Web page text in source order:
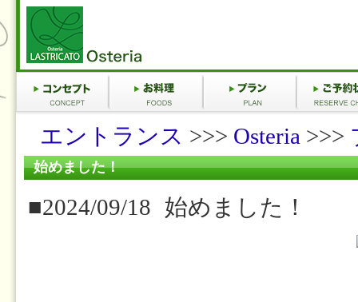
エントランス >>> Osteria >>>
始めました！
■2024/09/18 始めました！